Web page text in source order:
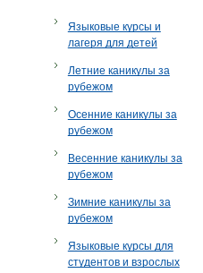
Языковые курсы и
лагеря для детей
Летние каникулы за
рубежом
Осенние каникулы за
рубежом
Весенние каникулы за
рубежом
Зимние каникулы за
рубежом
Языковые курсы для
студентов и взрослых